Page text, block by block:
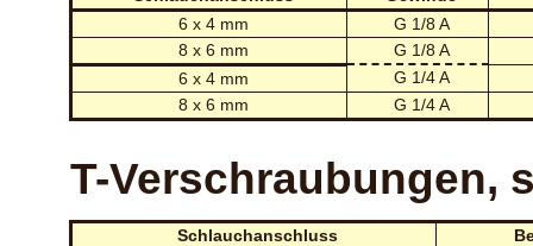
6 x 4 mm
G 1/8 A
8 x 6 mm
G 1/8 A
6 x 4 mm
G 1/4 A
8 x 6 mm
G 1/4 A
T-Verschraubungen,
Schlauchanschluss